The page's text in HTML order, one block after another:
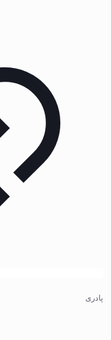
پادری